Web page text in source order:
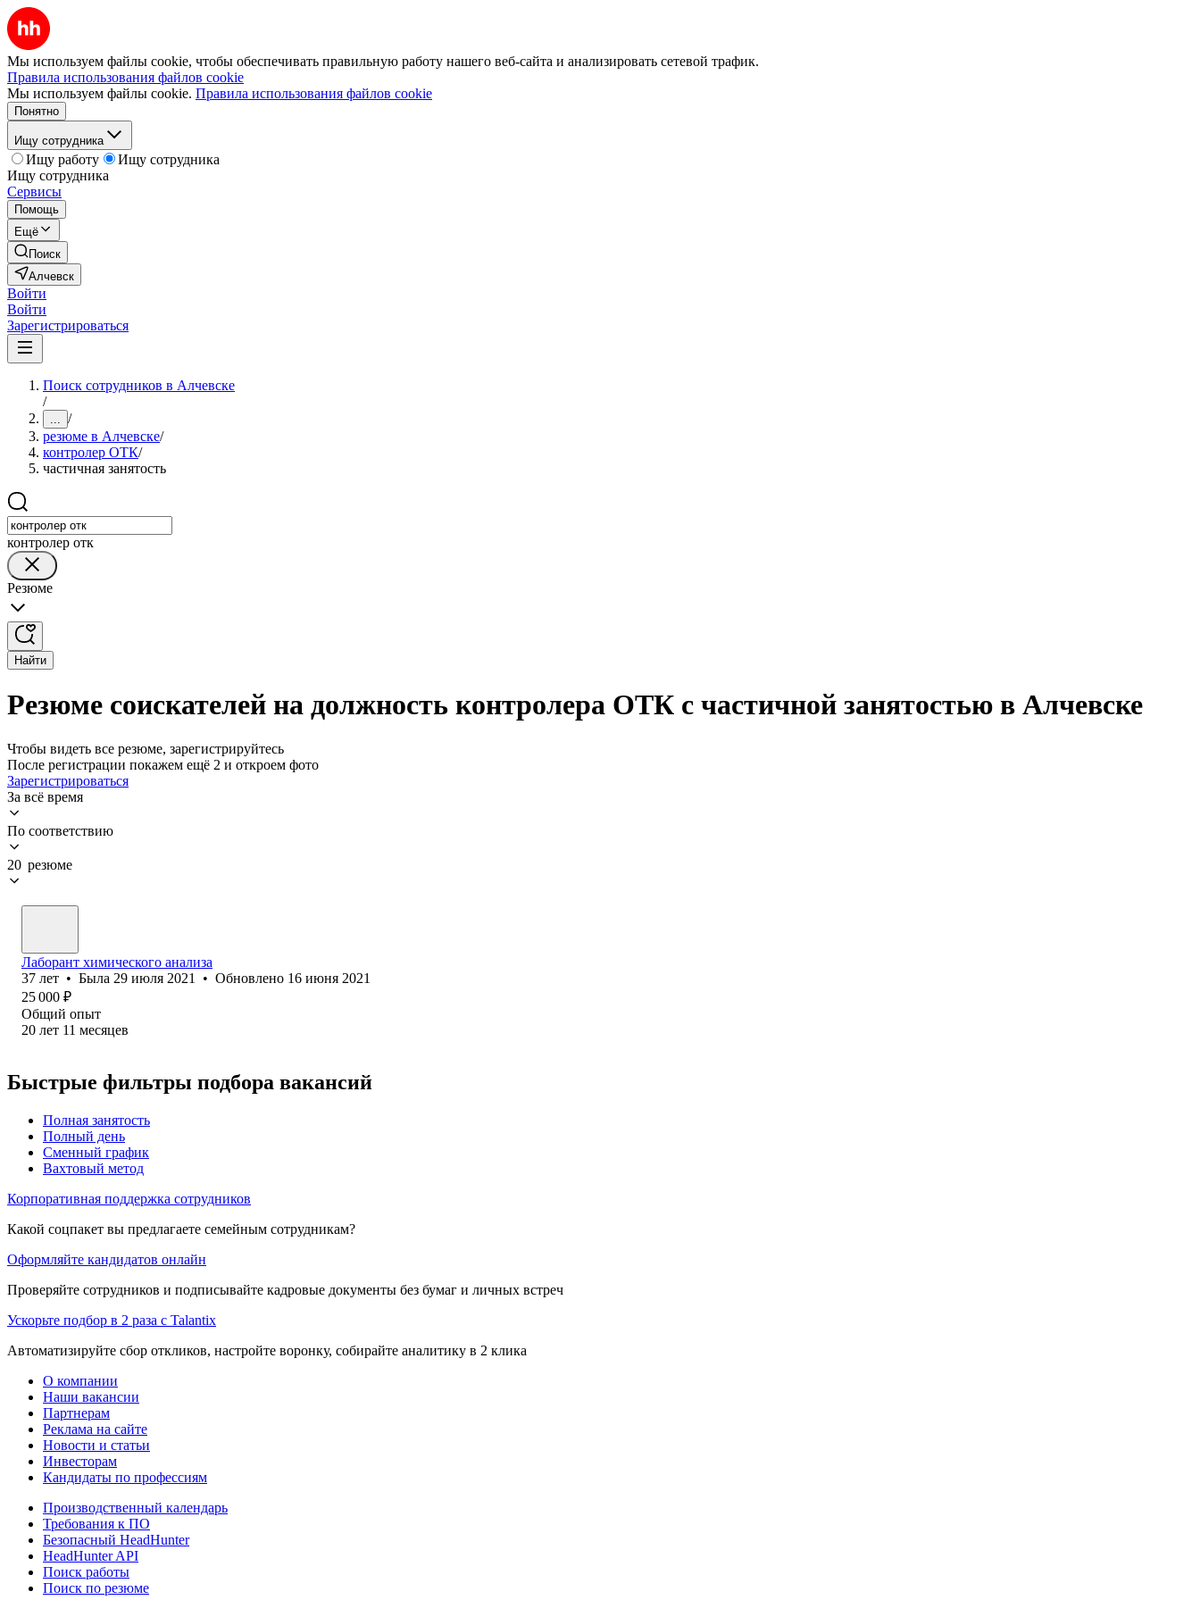
Мы используем файлы cookie, чтобы обеспечивать правильную работу нашего веб-сайта и анализировать сетевой трафик.
Правила использования файлов cookie
Мы используем файлы cookie. Правила использования файлов cookie
Понятно
Ищу сотрудника
Ищу работу
Ищу сотрудника
Ищу сотрудника
Сервисы
Помощь
Ещё
Поиск
Алчевск
Войти
Войти
Зарегистрироваться
Поиск сотрудников в Алчевске
/
... /
резюме в Алчевске/
контролер ОТК/
частичная занятость
контролер отк
Резюме
Найти
Резюме соискателей на должность контролера ОТК с частичной занятостью в Алчевске
Чтобы видеть все резюме, зарегистрируйтесь
После регистрации покажем ещё 2 и откроем фото
Зарегистрироваться
За всё время
По соответствию
20 резюме
Лаборант химического анализа
37 лет • Была 29 июля 2021 • Обновлено 16 июня 2021
25 000 ₽
Общий опыт
20 лет 11 месяцев
Быстрые фильтры подбора вакансий
Полная занятость
Полный день
Сменный график
Вахтовый метод
Корпоративная поддержка сотрудников
Какой соцпакет вы предлагаете семейным сотрудникам?
Оформляйте кандидатов онлайн
Проверяйте сотрудников и подписывайте кадровые документы без бумаг и личных встреч
Ускорьте подбор в 2 раза с Talantix
Автоматизируйте сбор откликов, настройте воронку, собирайте аналитику в 2 клика
О компании
Наши вакансии
Партнерам
Реклама на сайте
Новости и статьи
Инвесторам
Кандидаты по профессиям
Производственный календарь
Требования к ПО
Безопасный HeadHunter
HeadHunter API
Поиск работы
Поиск по резюме